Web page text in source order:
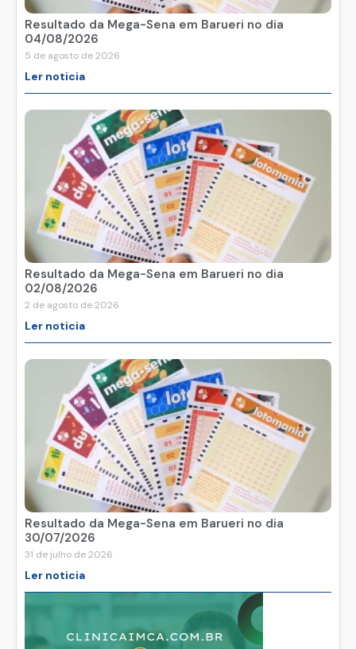
Resultado da Mega-Sena em Barueri no dia
04/08/2026
5 de agosto de 2026
Ler noticia
Resultado da Mega-Sena em Barueri no dia
02/08/2026
2 de agosto de 2026
Ler noticia
Resultado da Mega-Sena em Barueri no dia
30/07/2026
31 de julho de 2026
Ler noticia